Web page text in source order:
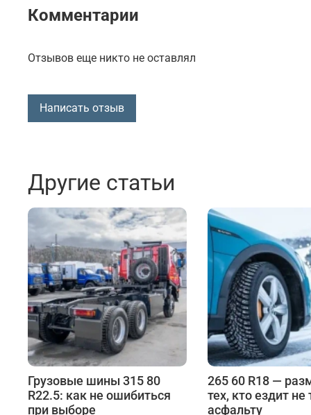
Комментарии
Отзывов еще никто не оставлял
Написать отзыв
Другие статьи
Грузовые шины 315 80
R22.5: как не ошибиться
при выборе
265 60 R18 —
тех, кто ездит не
асфальту